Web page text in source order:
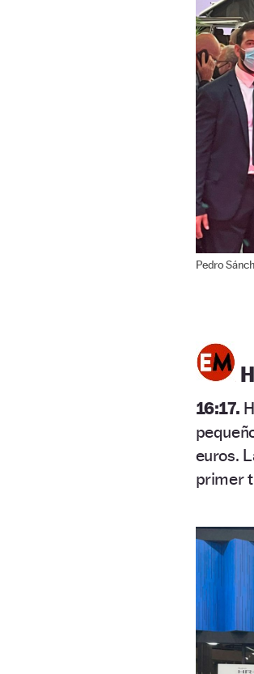
Pedro
16:17.
euros.
primer